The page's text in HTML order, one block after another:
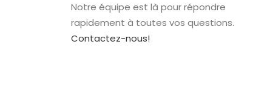
Notre équipe est là pour répondre
rapidement à toutes vos questions.
Contactez-nous!